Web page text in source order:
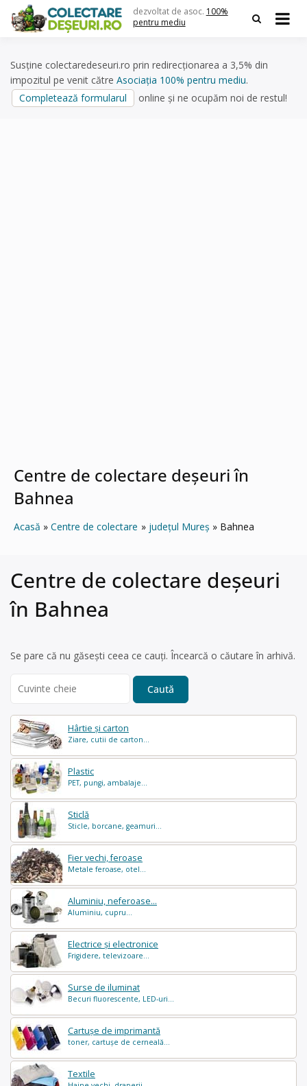
content
dezvoltat de asoc. 100%
pentru mediu
Susține colectaredeseuri.ro prin redirecționarea a 3,5% din
impozitul pe venit către Asociația 100% pentru mediu.
Completează formularul
online și ne ocupăm noi de restul!
Centre de colectare deșeuri în
Bahnea
Acasă Centre de colectare județul Mureș Bahnea
Hârtie și carton
Ziare, cutii de carton...
Plastic
PET, pungi, ambalaje...
Sticlă
Sticle, borcane, geamuri...
Fier vechi, feroase
Metale feroase, otel...
Aluminiu, neferoase...
Aluminiu, cupru...
Electrice și electronice
Frigidere, televizoare...
Surse de iluminat
Becuri fluorescente, LED-uri...
Cartușe de imprimantă
toner, cartușe de cerneală...
Textile
Centre de colectare deșeuri
în Bahnea
Se pare că nu găsești ceea ce cauți. Încearcă o căutare în arhivă.
for: